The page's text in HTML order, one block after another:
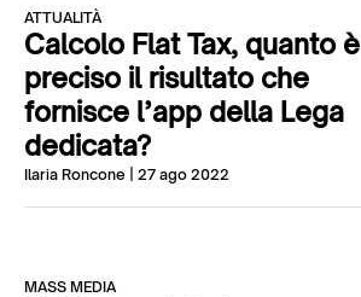
ATTUALITÀ
Calcolo Flat Tax, quanto è
preciso il risultato che
fornisce l’app della Lega
dedicata?
Ilaria Roncone | 27 ago 2022
MASS MEDIA